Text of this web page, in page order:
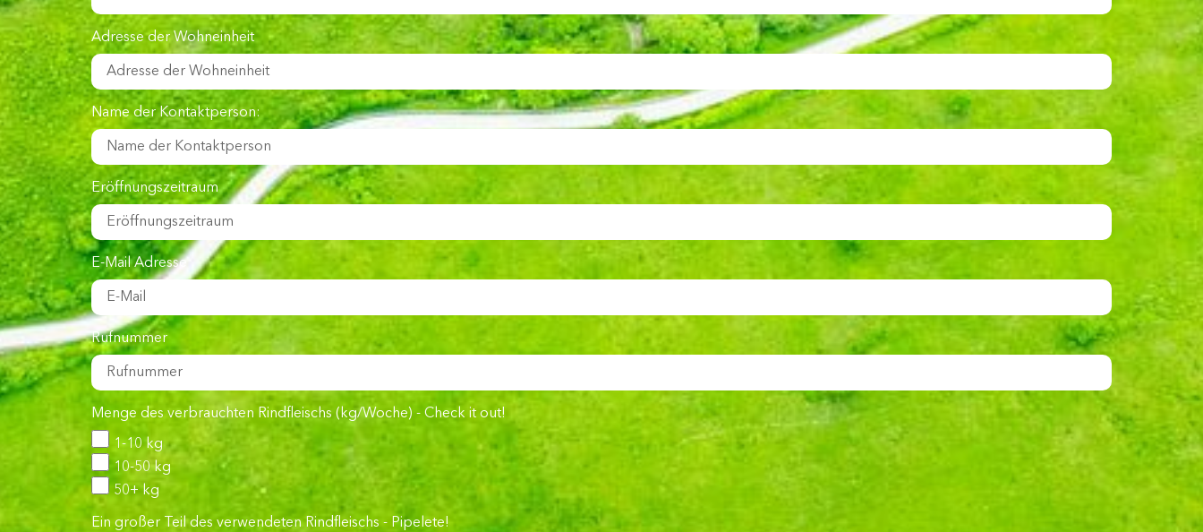
Adresse der Wohneinheit
Name der Kontaktperson:
Eröffnungszeitraum
E-Mail Adresse
Rufnummer
Menge des verbrauchten Rindfleischs (kg/Woche) - Check it out!
1-10 kg
10-50 kg
50+ kg
Ein großer Teil des verwendeten Rindfleischs - Pipelete!